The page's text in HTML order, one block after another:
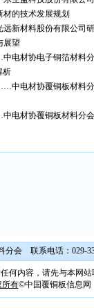
的技术发展规划
份有限公司研究
展望
铜箔材料分会秘
析
板材料分会秘
板材料分会副秘
分会 联系电话：029-
何内容，请先与本网
所有©中国覆铜板信息网